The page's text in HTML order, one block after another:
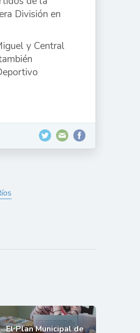
División en
y Central
El Plan Municipal de